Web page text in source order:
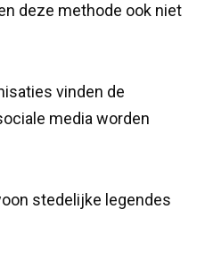
deze methode ook niet
vinden de
media worden
stedelijke legendes